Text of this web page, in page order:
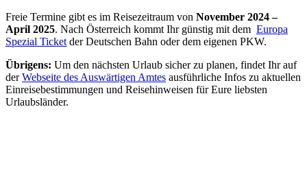
Freie Termine gibt es im Reisezeitraum von November 2024 –
April 2025. Nach Österreich kommt Ihr günstig mit dem Europa
Spezial Ticket der Deutschen Bahn oder dem eigenen PKW.
Übrigens: Um den nächsten Urlaub sicher zu planen, findet Ihr auf
derWebseite des Auswärtigen Amtes ausführliche Infos zu aktuellen
Einreisebestimmungen und Reisehinweisen für Eure liebsten
Urlaubsländer.